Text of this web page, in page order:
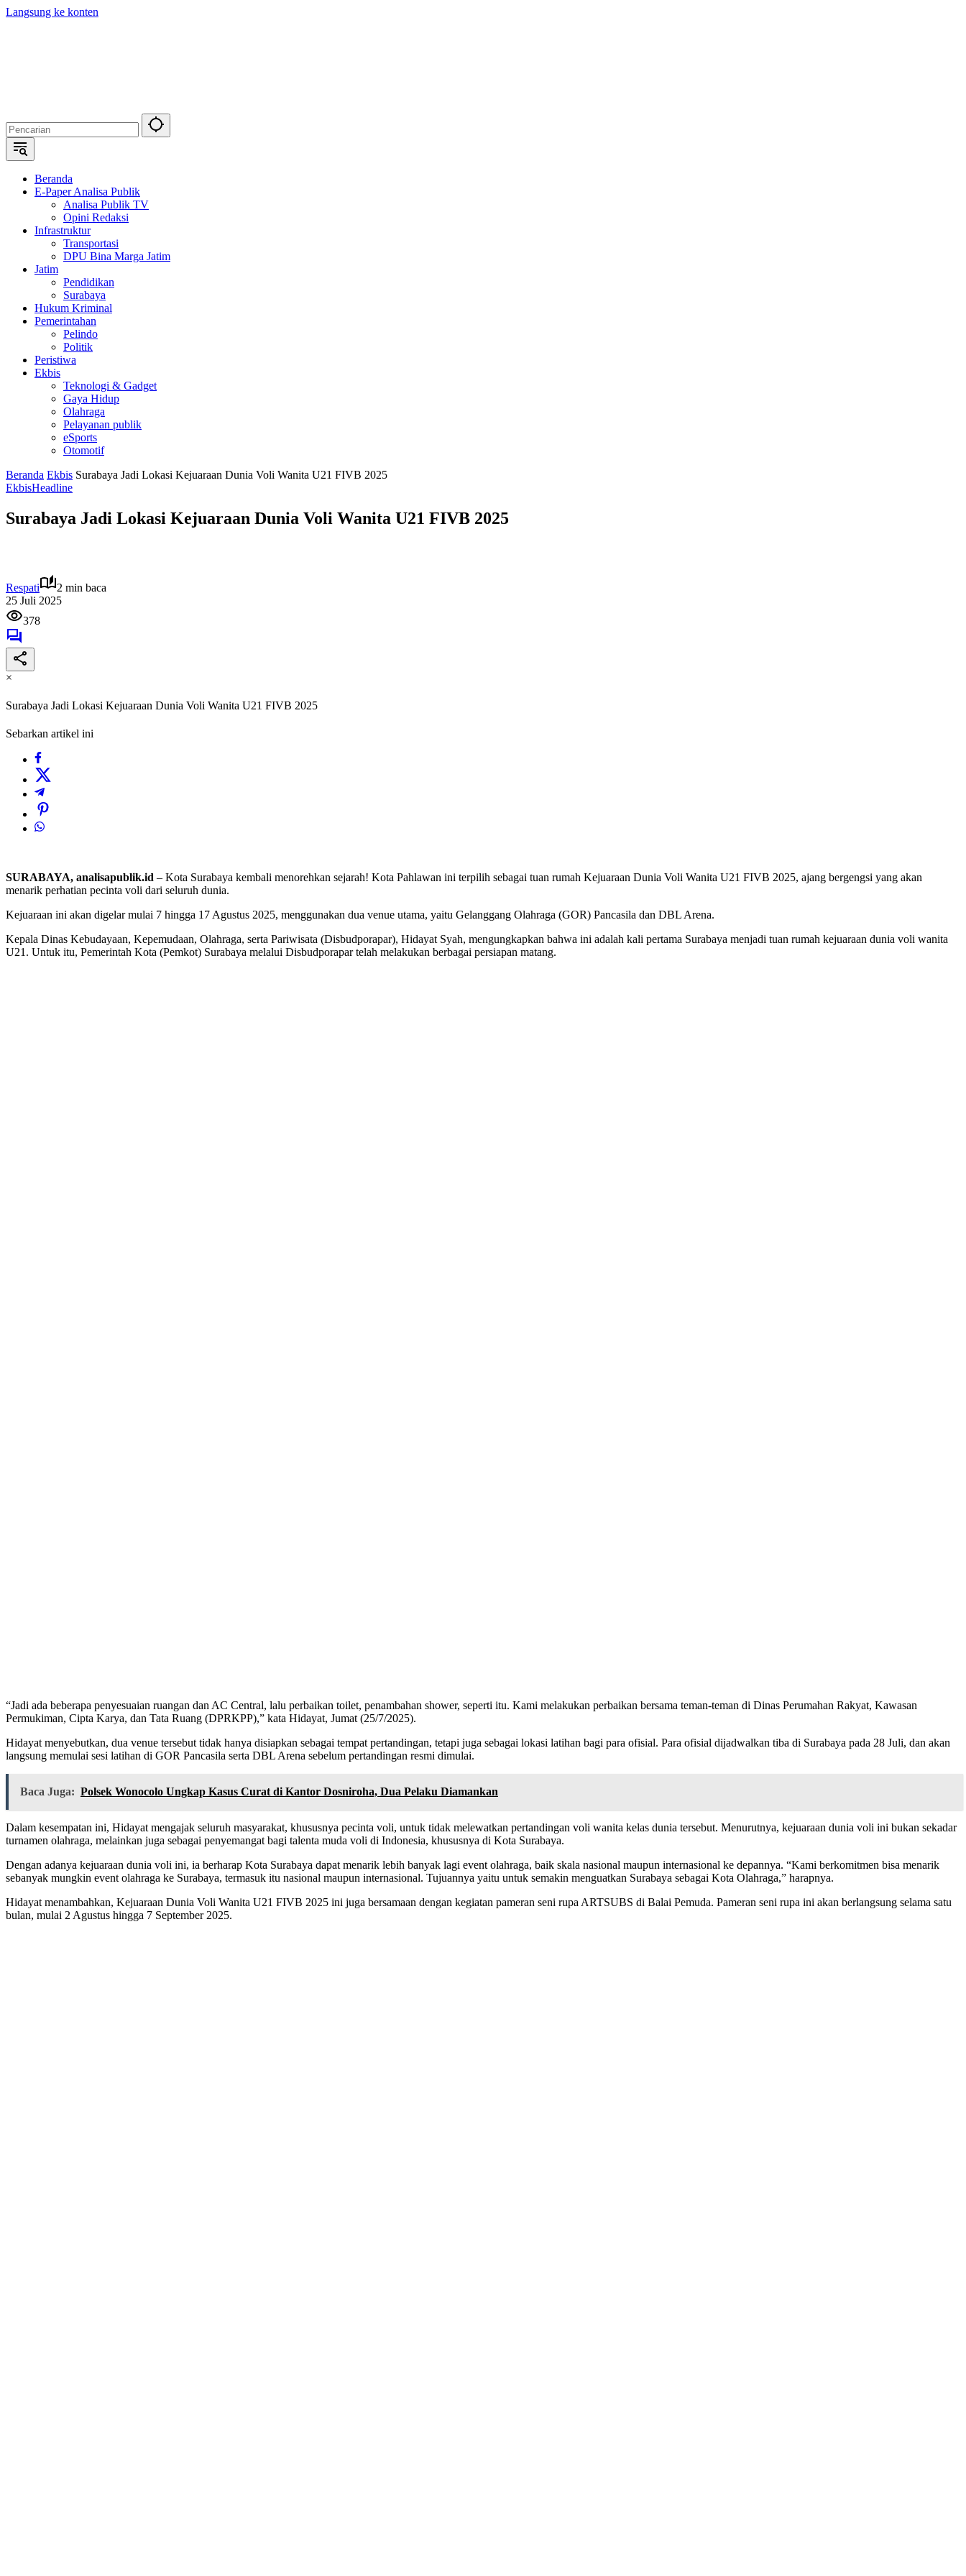
Langsung ke konten
Beranda
E-Paper Analisa Publik
Analisa Publik TV
Opini Redaksi
Infrastruktur
Transportasi
DPU Bina Marga Jatim
Jatim
Pendidikan
Surabaya
Hukum Kriminal
Pemerintahan
Pelindo
Politik
Peristiwa
Ekbis
Teknologi & Gadget
Gaya Hidup
Olahraga
Pelayanan publik
eSports
Otomotif
Beranda Ekbis Surabaya Jadi Lokasi Kejuaraan Dunia Voli Wanita U21 FIVB 2025
EkbisHeadline
Surabaya Jadi Lokasi Kejuaraan Dunia Voli Wanita U21 FIVB 2025
Respati
2 min baca
25 Juli 2025
378
×
Surabaya Jadi Lokasi Kejuaraan Dunia Voli Wanita U21 FIVB 2025
Sebarkan artikel ini
SURABAYA, analisapublik.id – Kota Surabaya kembali menorehkan sejarah! Kota Pahlawan ini terpilih sebagai tuan rumah Kejuaraan Dunia Voli Wanita U21 FIVB 2025, ajang bergengsi yang akan
menarik perhatian pecinta voli dari seluruh dunia.
Kejuaraan ini akan digelar mulai 7 hingga 17 Agustus 2025, menggunakan dua venue utama, yaitu Gelanggang Olahraga (GOR) Pancasila dan DBL Arena.
Kepala Dinas Kebudayaan, Kepemudaan, Olahraga, serta Pariwisata (Disbudporapar), Hidayat Syah, mengungkapkan bahwa ini adalah kali pertama Surabaya menjadi tuan rumah kejuaraan dunia voli wanita
U21. Untuk itu, Pemerintah Kota (Pemkot) Surabaya melalui Disbudporapar telah melakukan berbagai persiapan matang.
“Jadi ada beberapa penyesuaian ruangan dan AC Central, lalu perbaikan toilet, penambahan shower, seperti itu. Kami melakukan perbaikan bersama teman-teman di Dinas Perumahan Rakyat, Kawasan
Permukiman, Cipta Karya, dan Tata Ruang (DPRKPP),” kata Hidayat, Jumat (25/7/2025).
Hidayat menyebutkan, dua venue tersebut tidak hanya disiapkan sebagai tempat pertandingan, tetapi juga sebagai lokasi latihan bagi para ofisial. Para ofisial dijadwalkan tiba di Surabaya pada 28 Juli, dan akan
langsung memulai sesi latihan di GOR Pancasila serta DBL Arena sebelum pertandingan resmi dimulai.
Baca Juga: Polsek Wonocolo Ungkap Kasus Curat di Kantor Dosniroha, Dua Pelaku Diamankan
Dalam kesempatan ini, Hidayat mengajak seluruh masyarakat, khususnya pecinta voli, untuk tidak melewatkan pertandingan voli wanita kelas dunia tersebut. Menurutnya, kejuaraan dunia voli ini bukan sekadar
turnamen olahraga, melainkan juga sebagai penyemangat bagi talenta muda voli di Indonesia, khususnya di Kota Surabaya.
Dengan adanya kejuaraan dunia voli ini, ia berharap Kota Surabaya dapat menarik lebih banyak lagi event olahraga, baik skala nasional maupun internasional ke depannya. “Kami berkomitmen bisa menarik
sebanyak mungkin event olahraga ke Surabaya, termasuk itu nasional maupun internasional. Tujuannya yaitu untuk semakin menguatkan Surabaya sebagai Kota Olahraga,” harapnya.
Hidayat menambahkan, Kejuaraan Dunia Voli Wanita U21 FIVB 2025 ini juga bersamaan dengan kegiatan pameran seni rupa ARTSUBS di Balai Pemuda. Pameran seni rupa ini akan berlangsung selama satu
bulan, mulai 2 Agustus hingga 7 September 2025.